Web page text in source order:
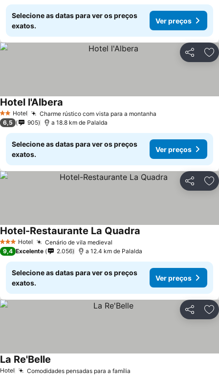
Selecione as datas para ver os preços
exatos.
Ver preços
Partilhar
2 Estrelas
Hotel Charme rústico com vista para a montanha
Hotel l'Albera
6,5 905 a 18.8 km de Palalda
Selecione as datas para ver os preços
exatos.
Ver preços
Partilhar
3 EstrelasHotel Cenário de vila medieval
Hotel-Restaurante La Quadra
9,4 Excelente 2.056 a 12.4 km de Palalda
Selecione as datas para ver os preços
exatos.
Ver preços
Partilhar
Hotel Comodidades pensadas para a família
La Re'Belle